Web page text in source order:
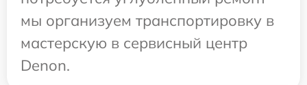
мы организуем транспортировку в
мастерскую в сервисный центр
Denon.